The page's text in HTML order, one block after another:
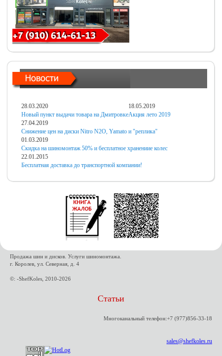
28.03.2020
Новый пункт выдачи товара на Дмитровке
18.05.2019
Акция лето 2019
27.04.2019
Снижение цен на диски Nitro N2O, Yamato и "реплика"
01.03.2019
Скидка на шиномонтаж 50% и бесплатное хранениие колес
22.01.2015
Бесплатная доставка до транспортной компании!
Продажа шин и дисков. Услуги шиномонтажа.
г. Королев, ул. Северная, д. 4
©: -ShefKoles, 2010-2026
Статьи
Многоканальный телефон:+7 (977)856-33-18
sales@shefkoles.ru